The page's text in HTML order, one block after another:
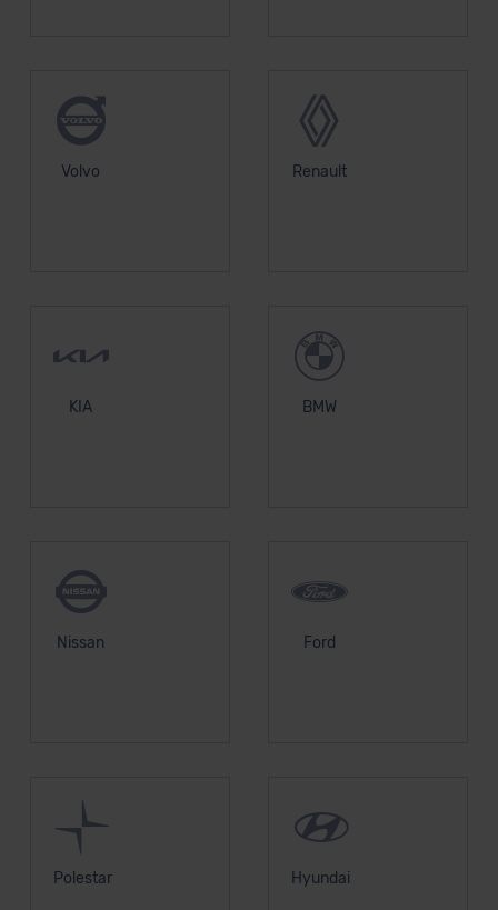
Volvo Renault
KIA BMW
Nissan Ford
Polestar Hyundai